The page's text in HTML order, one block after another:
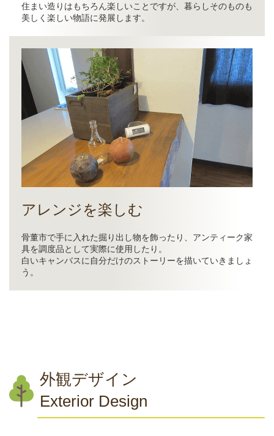
住まい造りはもちろん楽しいことですが、暮らしそのものも
美しく楽しい物語に発展します。
アレンジを楽しむ
骨董市で手に入れた掘り出し物を飾ったり、アンティーク家
具を調度品として実際に使用したり。
白いキャンバスに自分だけのストーリーを描いていきましょ
う。
外観デザイン
Exterior Design